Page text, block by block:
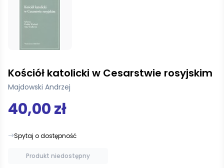
Kościół katolicki w Cesarstwie rosyjskim
Majdowski Andrzej
40,00 zł
Spytaj o dostępność
Produkt niedostępny